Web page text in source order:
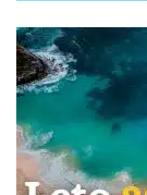
GRATIS,
Deca od
U
zajednički
Ako su